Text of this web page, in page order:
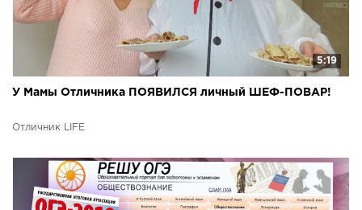
5:19
У Мамы Отличника ПОЯВИЛСЯ личный ШЕФ-ПОВАР!
Отличник LIFE